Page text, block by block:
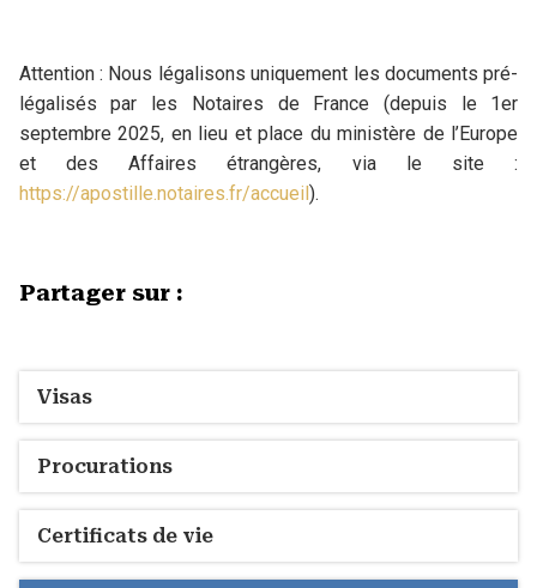
Visas
Procurations
Certificats de vie
Attention : Nous légalisons uniquement les documents pré-
légalisés par les Notaires de France (depuis le 1er
septembre 2025, en lieu et place du ministère de l’Europe
et des Affaires étrangères, via le site :
https://apostille.notaires.fr/accueil ).
Partager sur :